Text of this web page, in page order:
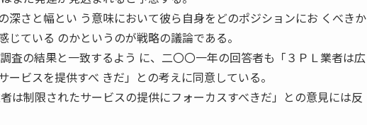
深さと幅とい う意味において彼ら自身をどのポジションにお くべきか
じている のかというのが戦略の議論である。
査の結果と一致するよう に、二〇〇一年の回答者も「３ＰＬ業者は広
ービスを提供すべ きだ」との考えに同意している。
は制限されたサービスの提供にフォーカスすべきだ」との意見には反